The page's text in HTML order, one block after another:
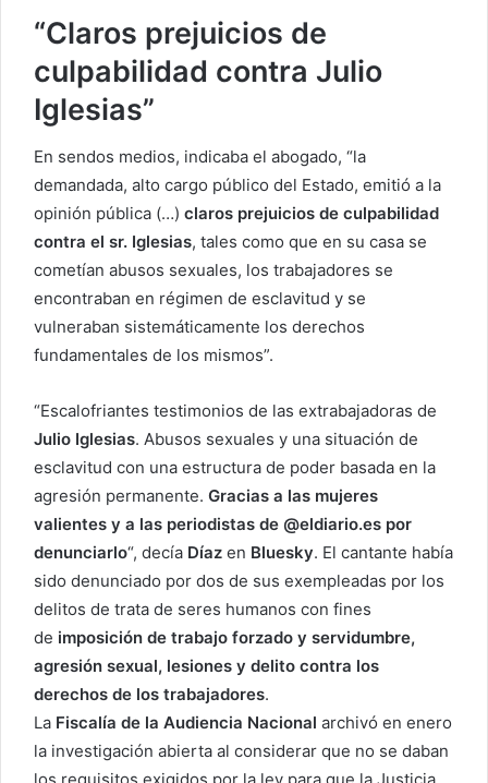
“Claros prejuicios de
culpabilidad contra Julio
Iglesias”
En sendos medios, indicaba el abogado, “la
demandada, alto cargo público del Estado, emitió a la
opinión pública (…) claros prejuicios de culpabilidad
contra el sr. Iglesias, tales como que en su casa se
cometían abusos sexuales, los trabajadores se
encontraban en régimen de esclavitud y se
vulneraban sistemáticamente los derechos
fundamentales de los mismos”.
“Escalofriantes testimonios de las extrabajadoras de
Julio Iglesias. Abusos sexuales y una situación de
esclavitud con una estructura de poder basada en la
agresión permanente. Gracias a las mujeres
valientes y a las periodistas de @eldiario.es por
denunciarlo“, decía Díaz en Bluesky. El cantante había
sido denunciado por dos de sus exempleadas por los
delitos de trata de seres humanos con fines
de imposición de trabajo forzado y servidumbre,
agresión sexual, lesiones y delito contra los
derechos de los trabajadores.
La Fiscalía de la Audiencia Nacional archivó en enero
la investigación abierta al considerar que no se daban